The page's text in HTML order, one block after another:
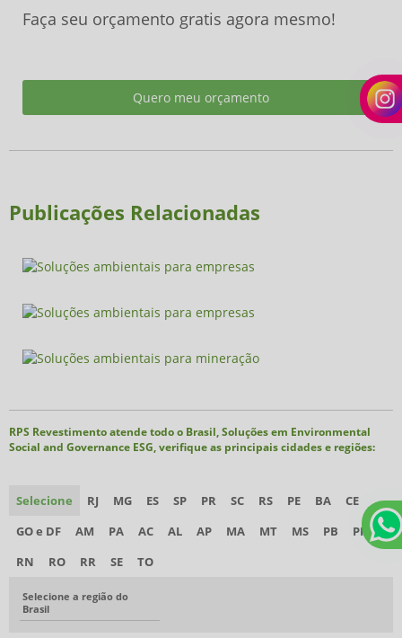
Faça seu orçamento gratis agora mesmo!
Quero meu orçamento
Publicações Relacionadas
RPS Revestimento atende todo o Brasil, Soluções em Environmental
Social and Governance ESG, verifique as principais cidades e regiões:
Selecione RJ MG ES SP PR SC RS PE BA
CE
GO e DF
AM PA AC AL AP MA MT MS PB
PI
RN
RO RR SE TO
Selecione a região do
Brasil